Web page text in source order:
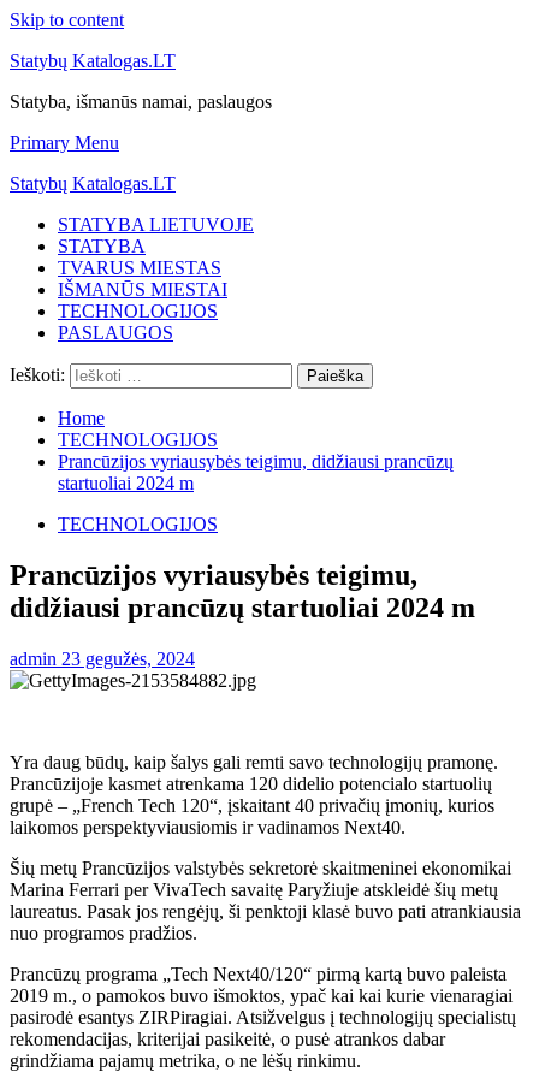
Skip to content
Statybų Katalogas.LT
Statyba, išmanūs namai, paslaugos
Primary Menu
Statybų Katalogas.LT
STATYBA LIETUVOJE
STATYBA
TVARUS MIESTAS
IŠMANŪS MIESTAI
TECHNOLOGIJOS
PASLAUGOS
Ieškoti:
Home
TECHNOLOGIJOS
Prancūzijos vyriausybės teigimu, didžiausi prancūzų
startuoliai 2024 m
TECHNOLOGIJOS
Prancūzijos vyriausybės teigimu,
didžiausi prancūzų startuoliai 2024 m
admin 23 gegužės, 2024
Yra daug būdų, kaip šalys gali remti savo technologijų pramonę.
Prancūzijoje kasmet atrenkama 120 didelio potencialo startuolių
grupė – „French Tech 120“, įskaitant 40 privačių įmonių, kurios
laikomos perspektyviausiomis ir vadinamos Next40.
Šių metų Prancūzijos valstybės sekretorė skaitmeninei ekonomikai
Marina Ferrari per VivaTech savaitę Paryžiuje atskleidė šių metų
laureatus. Pasak jos rengėjų, ši penktoji klasė buvo pati atrankiausia
nuo programos pradžios.
Prancūzų programa „Tech Next40/120“ pirmą kartą buvo paleista
2019 m., o pamokos buvo išmoktos, ypač kai kai kurie vienaragiai
pasirodė esantys ZIRPiragiai. Atsižvelgus į technologijų specialistų
rekomendacijas, kriterijai pasikeitė, o pusė atrankos dabar
grindžiama pajamų metrika, o ne lėšų rinkimu.